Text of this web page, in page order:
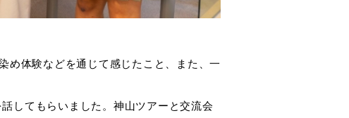
め体験などを通じて感じたこと、また、一
してもらいました。神山ツアーと交流会